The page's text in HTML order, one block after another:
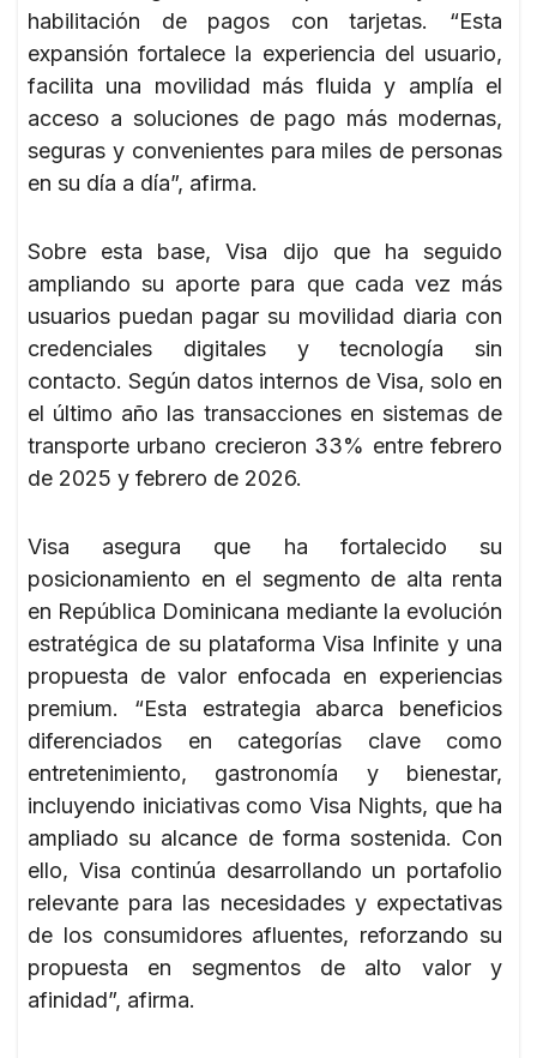
habilitación de pagos con tarjetas. “Esta
expansión fortalece la experiencia del usuario,
facilita una movilidad más fluida y amplía el
acceso a soluciones de pago más modernas,
seguras y convenientes para miles de personas
en su día a día”, afirma.
Sobre esta base, Visa dijo que ha seguido
ampliando su aporte para que cada vez más
usuarios puedan pagar su movilidad diaria con
credenciales digitales y tecnología sin
contacto. Según datos internos de Visa, solo en
el último año las transacciones en sistemas de
transporte urbano crecieron 33% entre febrero
de 2025 y febrero de 2026.
Visa asegura que ha fortalecido su
posicionamiento en el segmento de alta renta
en República Dominicana mediante la evolución
estratégica de su plataforma Visa Infinite y una
propuesta de valor enfocada en experiencias
premium. “Esta estrategia abarca beneficios
diferenciados en categorías clave como
entretenimiento, gastronomía y bienestar,
incluyendo iniciativas como Visa Nights, que ha
ampliado su alcance de forma sostenida. Con
ello, Visa continúa desarrollando un portafolio
relevante para las necesidades y expectativas
de los consumidores afluentes, reforzando su
propuesta en segmentos de alto valor y
afinidad”, afirma.